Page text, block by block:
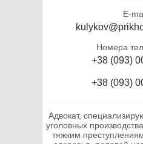
E-
Номера
+38 (093)
+38 (093)
Адвокат,
уголовных
тяжким